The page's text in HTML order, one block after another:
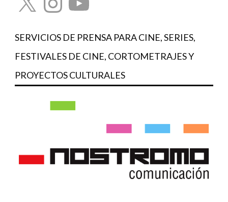
SERVICIOS DE PRENSA PARA CINE, SERIES,
FESTIVALES DE CINE, CORTOMETRAJES Y
PROYECTOS CULTURALES